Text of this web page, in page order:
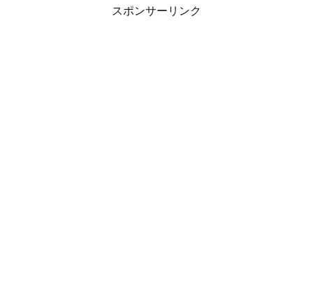
スポンサーリンク